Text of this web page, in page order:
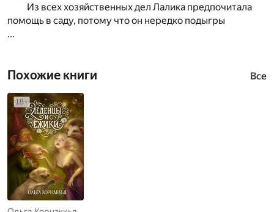
Из всех хозяйственных дел Лалика предпочитала
помощь в саду, потому что он нередко подыгры
...
Похожие книги Все